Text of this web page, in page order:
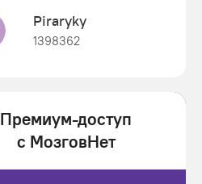
Piraryky
1398362
Luluput
Премиум-доступ
с МозговНет